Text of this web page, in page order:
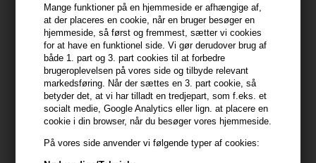
Mange funktioner på en hjemmeside er afhængige af,
at der placeres en cookie, når en bruger besøger en
hjemmeside, så først og fremmest, sætter vi cookies
for at have en funktionel side. Vi gør derudover brug af
både 1. part og 3. part cookies til at forbedre
brugeroplevelsen på vores side og tilbyde relevant
markedsføring. Når der sættes en 3. part cookie, så
betyder det, at vi har tilladt en tredjepart, som f.eks. et
socialt medie, Google Analytics eller lign. at placere en
cookie i din browser, når du besøger vores hjemmeside.
På vores side anvender vi følgende typer af cookies:
- Fleksibel stylingcreme med elastisk tekstur
- Medium hold til forskellige frisurer
- Anbefalet til både kort og langt hår
- Naturlig, ikke-fedtet finish
- Velduftende og nem at vaske ud
Anvendelse
- Tag en lille mængde creme og gnid mellem håndfladerne
- Påfør jævnt i både vådt og tørt hår
- Style håret som ønsket for alsidige looks